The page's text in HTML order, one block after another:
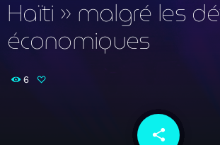
Accueil
Programmation
Haïti » malgré les
économiques
6
share
email